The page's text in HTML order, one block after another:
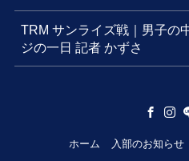
TRM サンライズ戦｜男子の
ジの一日 記者 かずさ
ホーム 入部のお知らせ